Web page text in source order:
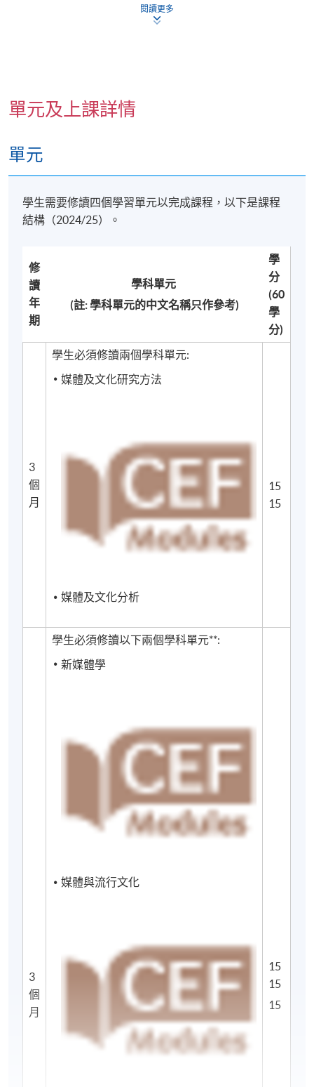
客席講座、專業工作坊以及由導師指導下獨立研習。
課程根據各個學科單元的性質，透過
個人習作、研究
作業、文章評論、課堂和/或參觀報告、攝影部落格、
小組專題研習及簡報、多媒體作品及筆試
畢業證書
成功完成所有4個學科單元的學生將獲頒發
Postgraduate Diploma in Media and Cultural Critique
文憑由香港大學透過香港大學專業進修學院頒發。
可獲發Postgraduate Certificate in Media and Cultural
Critique （媒體與文化批判深造證書）。
財務資助
學生可向香港政府學生資助處（SFO）申請擴展免入息
非本地居民申請人的補充說明
行政區政府入境事務處發出的學生簽證，但以受養人
申請人無需事先獲得批准即可進行兼讀制學習。個人
申請人有責任做出適當的簽證安排，而入讀香港大學
專業進修學院的學術課程/課程並不能保證獲得學生簽
證。詳情請參閱入境處網頁。
統一中心/金鐘中心/港島東校園*
*課程和考試可能會於其他教學中心舉行，視乎課室的
預留情況。
2445-DP012A
閱讀更多
單元及上課詳情
單元
學生需要修讀四個學習單元以完成課程，以下是課程
結構（2024/25）。
修
讀
年
期
學科單元​
(註: 學科單元的中文名稱只作參考)
學
分
(60
學
分)
3
個
月
學生必須修讀兩個學科單元:
媒體及文化研究方法
媒體及文化分析
15
15
3
個
月
學生必須修讀以下兩個學科單元**:
新媒體學
媒體與流行文化
15
15
15